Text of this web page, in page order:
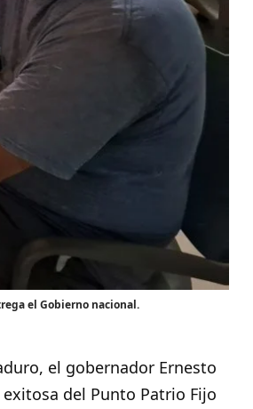
el Gobierno nacional.
el gobernador Ernesto
del Punto Patrio Fijo